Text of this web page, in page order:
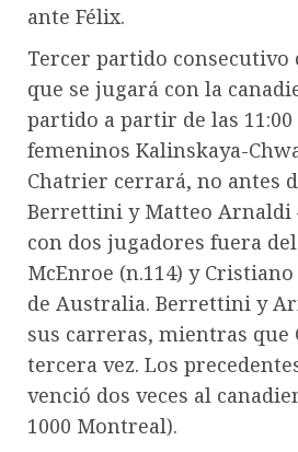
ante Félix.
Tercer partido
que se jugará con la
partido a partir de las
femeninos Kalinskaya-
Chatrier cerrará, no antes
Berrettini y Matteo Arnaldi
con dos jugadores fuera
McEnroe (n.114) y
de Australia. Berrettini y
sus carreras, mientras
tercera vez. Los
venció dos veces al
1000 Montreal).